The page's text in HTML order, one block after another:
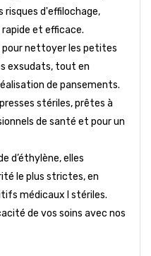
risques d'effilochage,
et efficace.
nettoyer les petites
exsudats, tout en
de pansements.
stériles, prêtes à
de santé et pour un
d’éthylène, elles
le plus strictes, en
médicaux I stériles.
de vos soins avec nos